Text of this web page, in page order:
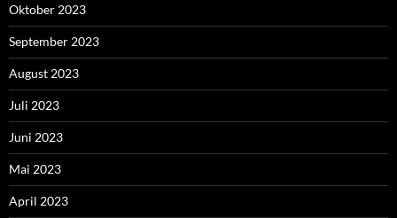
Oktober 2023
September 2023
August 2023
Juli 2023
Juni 2023
Mai 2023
April 2023